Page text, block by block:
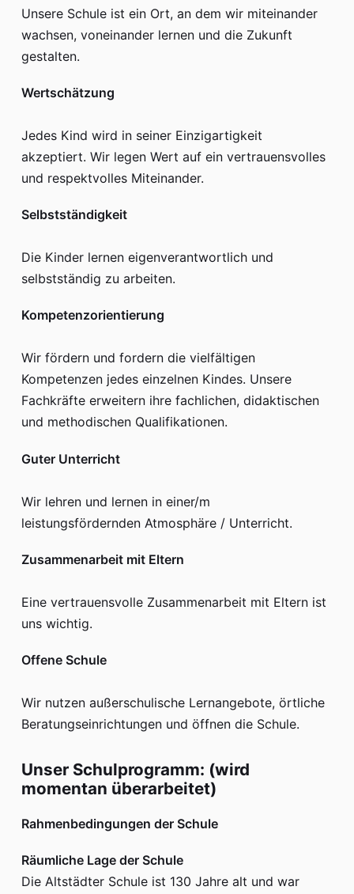
Unsere Schule ist ein Ort, an dem wir miteinander
wachsen, voneinander lernen und die Zukunft
gestalten.
Wertschätzung
Jedes Kind wird in seiner Einzigartigkeit
akzeptiert. Wir legen Wert auf ein vertrauensvolles
und respektvolles Miteinander.
Selbstständigkeit
Die Kinder lernen eigenverantwortlich und
selbstständig zu arbeiten.
Kompetenzorientierung
Wir fördern und fordern die vielfältigen
Kompetenzen jedes einzelnen Kindes. Unsere
Fachkräfte erweitern ihre fachlichen, didaktischen
und methodischen Qualifikationen.
Guter Unterricht
Wir lehren und lernen in einer/m
leistungsfördernden Atmosphäre / Unterricht.
Zusammenarbeit mit Eltern
Eine vertrauensvolle Zusammenarbeit mit Eltern ist
uns wichtig.
Offene Schule
Wir nutzen außerschulische Lernangebote, örtliche
Beratungseinrichtungen und öffnen die Schule.
Unser Schulprogramm: (wird
momentan überarbeitet)
Rahmenbedingungen der Schule
Räumliche Lage der Schule
Die Altstädter Schule ist 130 Jahre alt und war